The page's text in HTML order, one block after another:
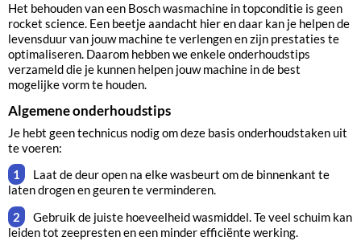
Het behouden van een Bosch wasmachine in topconditie is geen
rocket science. Een beetje aandacht hier en daar kan je helpen de
levensduur van jouw machine te verlengen en zijn prestaties te
optimaliseren. Daarom hebben we enkele onderhoudstips
verzameld die je kunnen helpen jouw machine in de best
mogelijke vorm te houden.
Algemene onderhoudstips
Je hebt geen technicus nodig om deze basis onderhoudstaken uit
te voeren:
Laat de deur open na elke wasbeurt om de binnenkant te
laten drogen en geuren te verminderen.
Gebruik de juiste hoeveelheid wasmiddel. Te veel schuim kan
leiden tot zeepresten en een minder efficiënte werking.